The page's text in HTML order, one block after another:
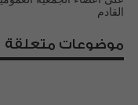
القادم
موضوعات متعلقة